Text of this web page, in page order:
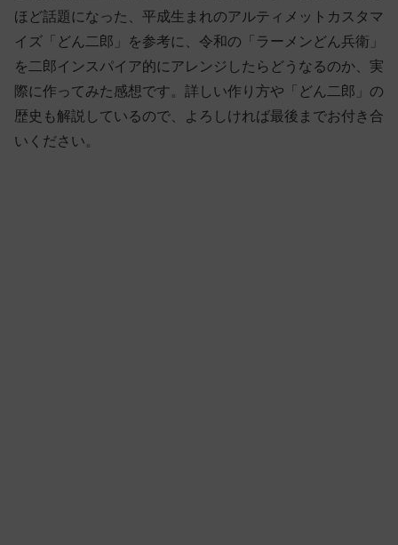
ほど話題になった、平成生まれのアルティメットカスタマ
イズ「どん二郎」を参考に、令和の「ラーメンどん兵衛」
を二郎インスパイア的にアレンジしたらどうなるのか、実
際に作ってみた感想です。詳しい作り方や「どん二郎」の
歴史も解説しているので、よろしければ最後までお付き合
いください。